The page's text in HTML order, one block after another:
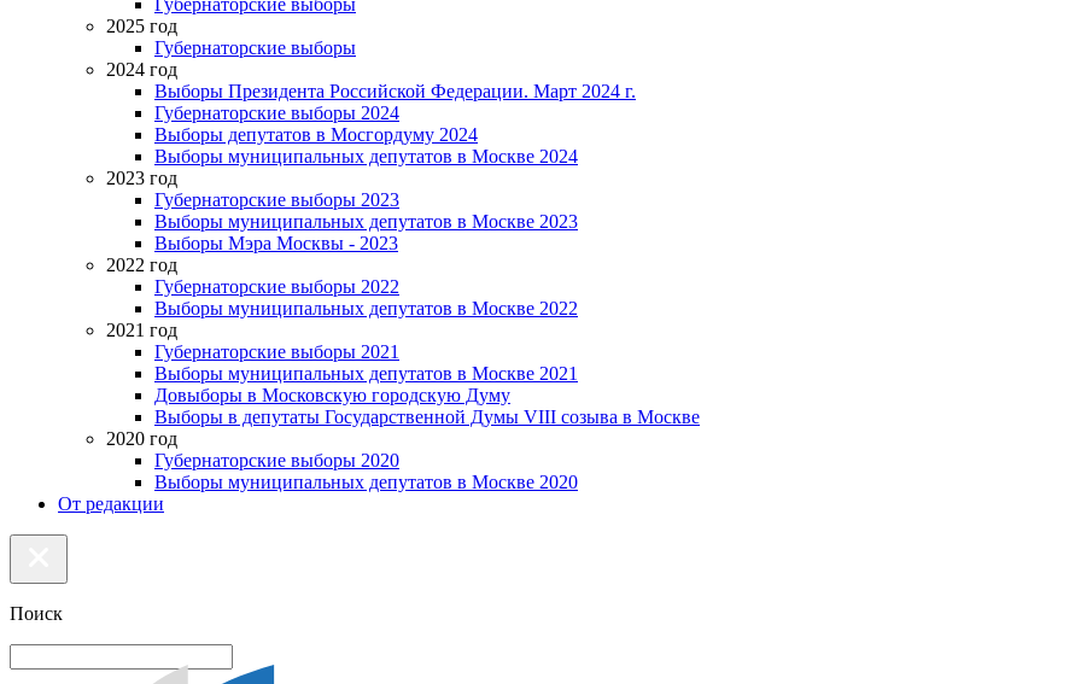
Губернаторские выборы
2025 год
Губернаторские выборы
2024 год
Выборы Президента Российской Федерации. Март 2024 г.
Губернаторские выборы 2024
Выборы депутатов в Мосгордуму 2024
Выборы муниципальных депутатов в Москве 2024
2023 год
Губернаторские выборы 2023
Выборы муниципальных депутатов в Москве 2023
Выборы Мэра Москвы - 2023
2022 год
Губернаторские выборы 2022
Выборы муниципальных депутатов в Москве 2022
2021 год
Губернаторские выборы 2021
Выборы муниципальных депутатов в Москве 2021
Довыборы в Московскую городскую Думу
Выборы в депутаты Государственной Думы VIII созыва в Москве
2020 год
Губернаторские выборы 2020
Выборы муниципальных депутатов в Москве 2020
От редакции
Поиск